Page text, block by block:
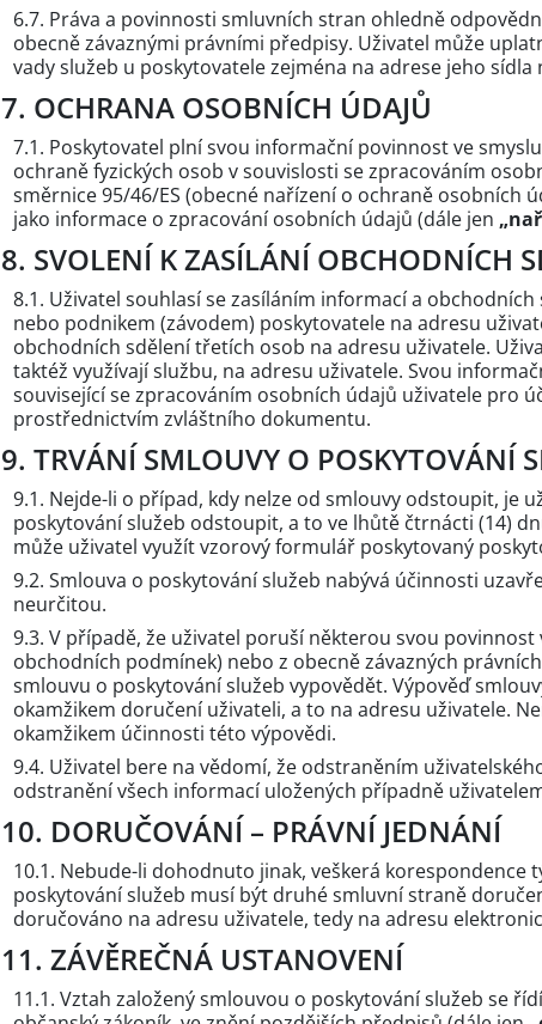
6.7. Práva a povinnosti smluvních stran ohledně
obecně závaznými právními předpisy. Uživatel může
vady služeb u poskytovatele zejména na adrese jeho
7. OCHRANA OSOBNÍCH ÚDAJŮ
7.1. Poskytovatel plní svou informační povinnost ve
ochraně fyzických osob v souvislosti se zpracováním
směrnice 95/46/ES (obecné nařízení o ochraně
jako informace o zpracování osobních údajů (dále jen
8. SVOLENÍ K ZASÍLÁNÍ OBCHODNÍCH
8.1. Uživatel souhlasí se zasíláním informací a
nebo podnikem (závodem) poskytovatele na adresu
obchodních sdělení třetích osob na adresu uživatele.
taktéž využívají službu, na adresu uživatele. Svou
související se zpracováním osobních údajů uživatele pro
prostřednictvím zvláštního dokumentu.
9. TRVÁNÍ SMLOUVY O POSKYTOVÁNÍ
9.1. Nejde-li o případ, kdy nelze od smlouvy odstoupit, je
poskytování služeb odstoupit, a to ve lhůtě čtrnácti (14)
může uživatel využít vzorový formulář poskytovaný
9.2. Smlouva o poskytování služeb nabývá účinnosti
neurčitou.
9.3. V případě, že uživatel poruší některou svou
obchodních podmínek) nebo z obecně závazných
smlouvu o poskytování služeb vypovědět. Výpověď
okamžikem doručení uživateli, a to na adresu uživatele.
okamžikem účinnosti této výpovědi.
9.4. Uživatel bere na vědomí, že odstraněním
odstranění všech informací uložených případně
10. DORUČOVÁNÍ – PRÁVNÍ JEDNÁNÍ
10.1. Nebude-li dohodnuto jinak, veškerá
poskytování služeb musí být druhé smluvní straně
doručováno na adresu uživatele, tedy na adresu
11. ZÁVĚREČNÁ USTANOVENÍ
11.1. Vztah založený smlouvou o poskytování služeb se